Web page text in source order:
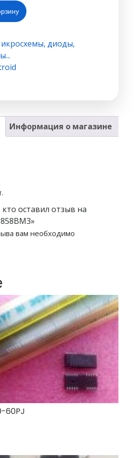
диоды,
Информация о магазине
оставил отзыв на
вам необходимо
60PJ